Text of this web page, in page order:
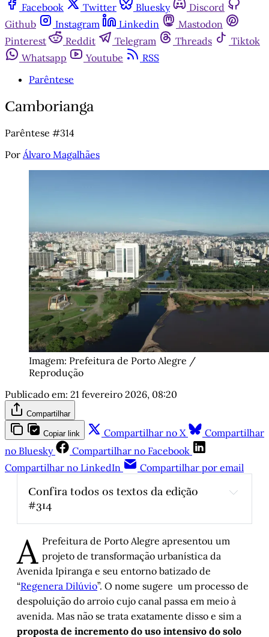
Facebook
Twitter Bluesky
Discord
Github
Instagram Linkedin
Mastodon
Pinterest
Reddit Telegram Threads
Tiktok
Whatsapp
Youtube
RSS
Parêntese
Camborianga
Parêntese #314
Por Álvaro Magalhães
Imagem: Prefeitura de Porto Alegre /
Reprodução
Publicado em: 21 fevereiro 2026, 08:20
Compartilhar
Copiar link Compartilhar no X
Compartilhar
no Bluesky
Compartilhar no Facebook
Compartilhar no LinkedIn
Compartilhar por email
Confira todos os textos da edição
#314
A alegre democracia de distinções
interseccionais: viva o carnaval!
, por Jairo
Quando o carnaval passar, por Juremir
Machado da Silva
Ele não poderia ter deixado de ir , por Paulo
Coimbra Guedes
O “le-lo-lai” do Bad Bunny é o nosso
A Prefeitura de Porto Alegre apresentou um
projeto de transformação urbanística da
Avenida Ipiranga e seu entorno batizado de
“Regenera Dilúvio”. O nome sugere um processo de
despoluição do arroio cujo canal passa em meio à
avenida. Mas não se trata exatamente disso e sim a
proposta de incremento do uso intensivo do solo